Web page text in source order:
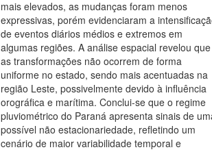
mais elevados, as mudanças foram menos
expressivas, porém evidenciaram a
de eventos diários médios e extremos em
algumas regiões. A análise espacial revelou que
as transformações não ocorrem de forma
uniforme no estado, sendo mais acentuadas na
região Leste, possivelmente devido à influência
orográfica e marítima. Conclui-se que o regime
pluviométrico do Paraná apresenta sinais de
possível não estacionariedade, refletindo um
cenário de maior variabilidade temporal e